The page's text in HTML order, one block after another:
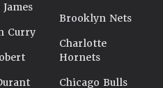
Curry
Brooklyn Nets
Charlotte
Hornets
Chicago Bulls